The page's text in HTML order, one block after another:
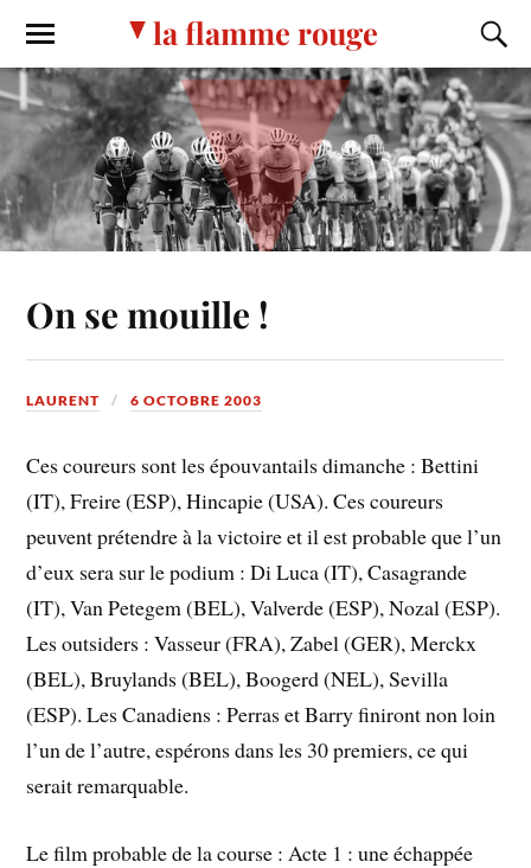
la flamme rouge
On se mouille !
LAURENT 6 OCTOBRE 2003
Ces coureurs sont les épouvantails dimanche : Bettini
(IT), Freire (ESP), Hincapie (USA). Ces coureurs
peuvent prétendre à la victoire et il est probable que l’un
d’eux sera sur le podium : Di Luca (IT), Casagrande
(IT), Van Petegem (BEL), Valverde (ESP), Nozal (ESP).
Les outsiders : Vasseur (FRA), Zabel (GER), Merckx
(BEL), Bruylands (BEL), Boogerd (NEL), Sevilla
(ESP). Les Canadiens : Perras et Barry finiront non loin
l’un de l’autre, espérons dans les 30 premiers, ce qui
serait remarquable.
Le film probable de la course : Acte 1 : une échappée